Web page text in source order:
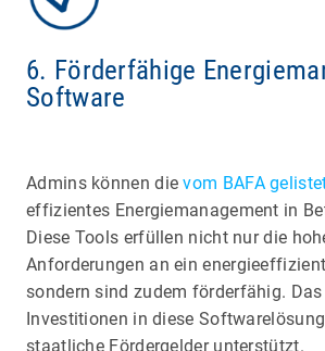
6. Förderfähige
Software
Admins können dievom BAFA
effizientes Energiemanagement in
Diese Tools erfüllen nicht nur die
Anforderungen an ein
sondern sind zudem förderfähig. Das
Investitionen in diese
staatliche Fördergelder unterstützt.